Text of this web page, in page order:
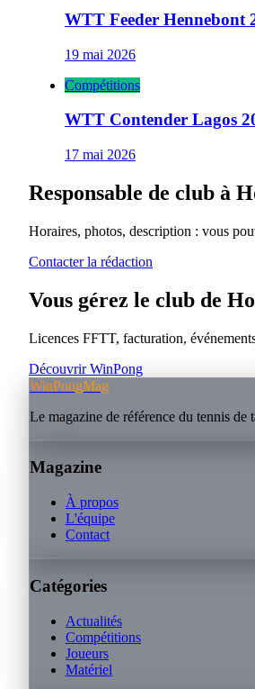
WTT Feeder Hennebont
19 mai 2026
Compétitions
WTT Contender Lagos
17 mai 2026
Responsable de club à
Horaires, photos, description : vous
Contacter la rédaction
Vous gérez le club de
Licences FFTT, facturation,
Découvrir WinPong
WinPongMag
Le magazine de référence du tennis
Magazine
À propos
L'équipe
Contact
Catégories
Actualités
Compétitions
Joueurs
Matériel